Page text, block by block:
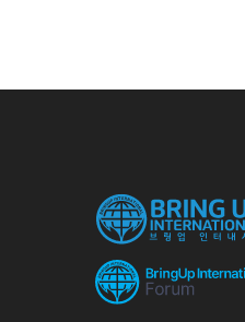
파기절차
- 회원이 이
개인정보는
파기방법
- 종이에